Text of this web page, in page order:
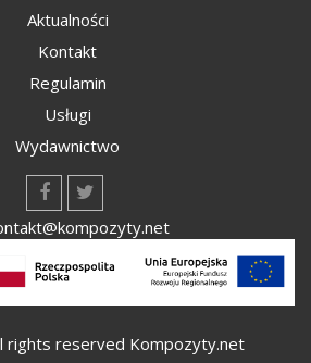
Aktualności
Kontakt
Regulamin
Usługi
Wydawnictwo
rights reserved Kompozyty.net